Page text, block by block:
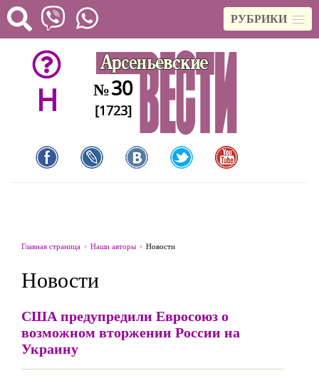
РУБРИКИ
H №30
[1723]
Главная страница Наши авторы Новости
Новости
США предупредили Евросоюз о
возможном вторжении России на
Украину